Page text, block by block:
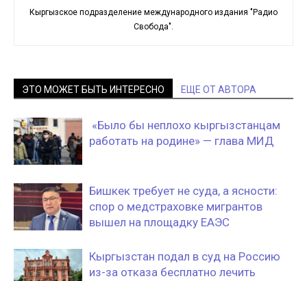
Кыргызское подразделение международного издания "Радио
Свобода".
ЭТО МОЖЕТ БЫТЬ ИНТЕРЕСНО ЕЩЕ ОТ АВТОРА
«Было бы неплохо кыргызстанцам
работать на родине» — глава МИД
Бишкек требует не суда, а ясности:
спор о медстраховке мигрантов
вышел на площадку ЕАЭС
Кыргызстан подал в суд на Россию
из-за отказа бесплатно лечить